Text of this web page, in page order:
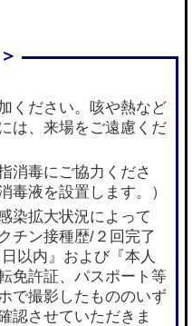
ください。咳や熱など
は、来場をご遠慮くだ
消毒にご協力くださ
毒液を設置します。）
染拡大状況によって
チン接種歴/２回完了
以内』および『本人
免許証、パスポート等
で撮影したもののいず
認させていただきま